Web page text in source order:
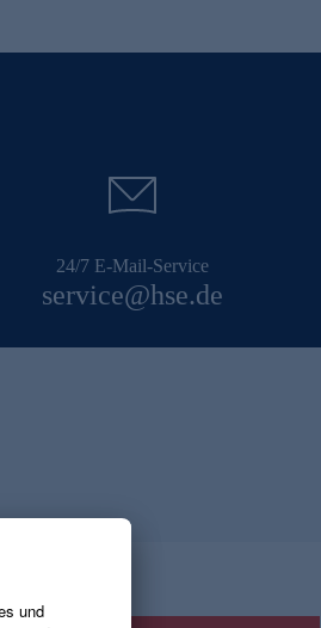
24/7 E-Mail-Service
service@hse.de